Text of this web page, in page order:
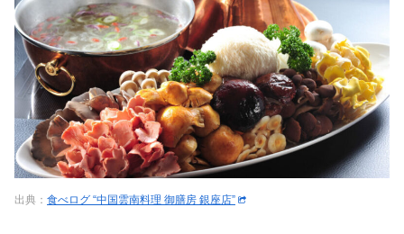
出典： 食べログ “中国雲南料理 御膳房 銀座店”